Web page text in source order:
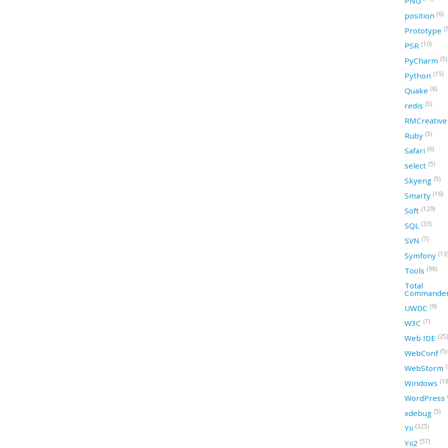
position (6)
Prototype
PSR (10)
PyCharm (5)
Python (15)
Quake (8)
redis (5)
RMCreative
Ruby (5)
Safari (6)
select (5)
Skyeng (5)
Smarty (16)
Soft (129)
SQL (33)
SVN (7)
Symfony (13)
Tools (98)
Total
UWDC (9)
W3C (7)
Web IDE (25)
WebConf (5)
WebStorm
Windows
WordPress
xdebug (5)
Yii (325)
Yii2 (57)